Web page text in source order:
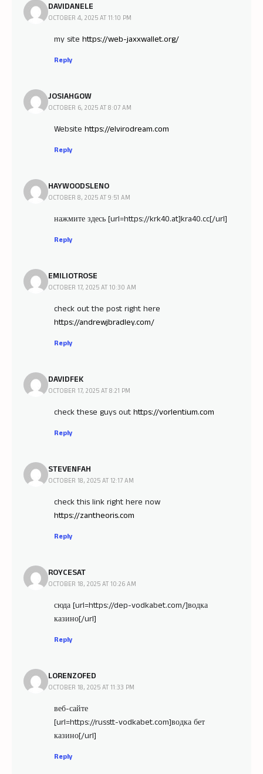
DAVIDANELE
OCTOBER 4, 2025 AT 11:10 PM
my site https://web-jaxxwallet.org/
Reply
JOSIAHGOW
OCTOBER 6, 2025 AT 8:07 AM
Website https://elvirodream.com
Reply
HAYWOODSLENO
OCTOBER 8, 2025 AT 9:51 AM
нажмите здесь [url=https://krk40.at]kra40.cc[/url]
Reply
EMILIOTROSE
OCTOBER 17, 2025 AT 10:30 AM
check out the post right here
https://andrewjbradley.com/
Reply
DAVIDFEK
OCTOBER 17, 2025 AT 8:21 PM
check these guys out https://vorlentium.com
Reply
STEVENFAH
OCTOBER 18, 2025 AT 12:17 AM
check this link right here now
https://zantheoris.com
Reply
ROYCESAT
OCTOBER 18, 2025 AT 10:26 AM
сюда [url=https://dep-vodkabet.com/]водка
казино[/url]
Reply
LORENZOFED
OCTOBER 18, 2025 AT 11:33 PM
веб-сайте
[url=https://russtt-vodkabet.com]водка бет
казино[/url]
Reply